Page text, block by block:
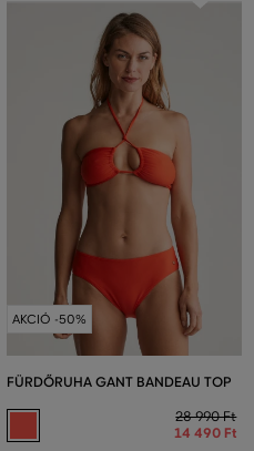
AKCIÓ -50%
FÜRDŐRUHA GANT BANDEAU TOP
28 990 Ft
14 490 Ft